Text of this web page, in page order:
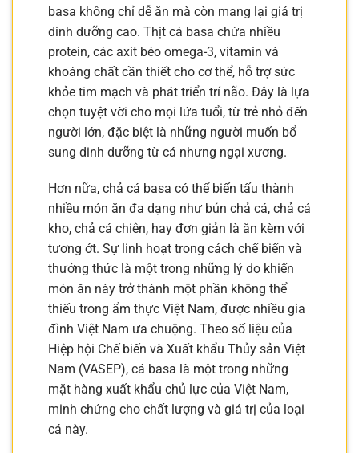
basa không chỉ dễ ăn mà còn mang lại giá trị
dinh dưỡng cao. Thịt cá basa chứa nhiều
protein, các axit béo omega-3, vitamin và
khoáng chất cần thiết cho cơ thể, hỗ trợ sức
khỏe tim mạch và phát triển trí não. Đây là lựa
chọn tuyệt vời cho mọi lứa tuổi, từ trẻ nhỏ đến
người lớn, đặc biệt là những người muốn bổ
sung dinh dưỡng từ cá nhưng ngại xương.
Hơn nữa, chả cá basa có thể biến tấu thành
nhiều món ăn đa dạng như bún chả cá, chả cá
kho, chả cá chiên, hay đơn giản là ăn kèm với
tương ớt. Sự linh hoạt trong cách chế biến và
thưởng thức là một trong những lý do khiến
món ăn này trở thành một phần không thể
thiếu trong ẩm thực Việt Nam, được nhiều gia
đình Việt Nam ưa chuộng. Theo số liệu của
Hiệp hội Chế biến và Xuất khẩu Thủy sản Việt
Nam (VASEP), cá basa là một trong những
mặt hàng xuất khẩu chủ lực của Việt Nam,
minh chứng cho chất lượng và giá trị của loại
cá này.